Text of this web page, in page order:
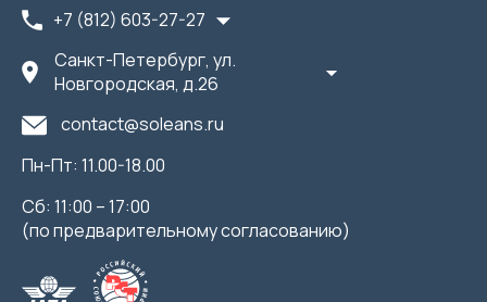
+7 (812) 603-27-27
Санкт-Петербург, ул.
Новгородская, д.26
contact@soleans.ru
Пн-Пт: 11.00-18.00
Сб: 11:00 – 17:00
(по предварительному согласованию)